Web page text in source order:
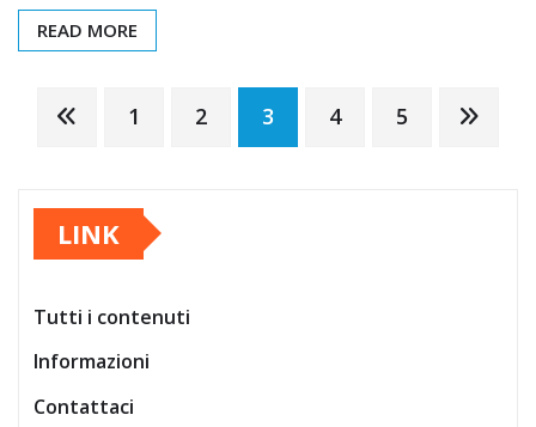
READ MORE
Posts
pagination
1 2 3 4 5
LINK
Tutti i contenuti
Informazioni
Contattaci